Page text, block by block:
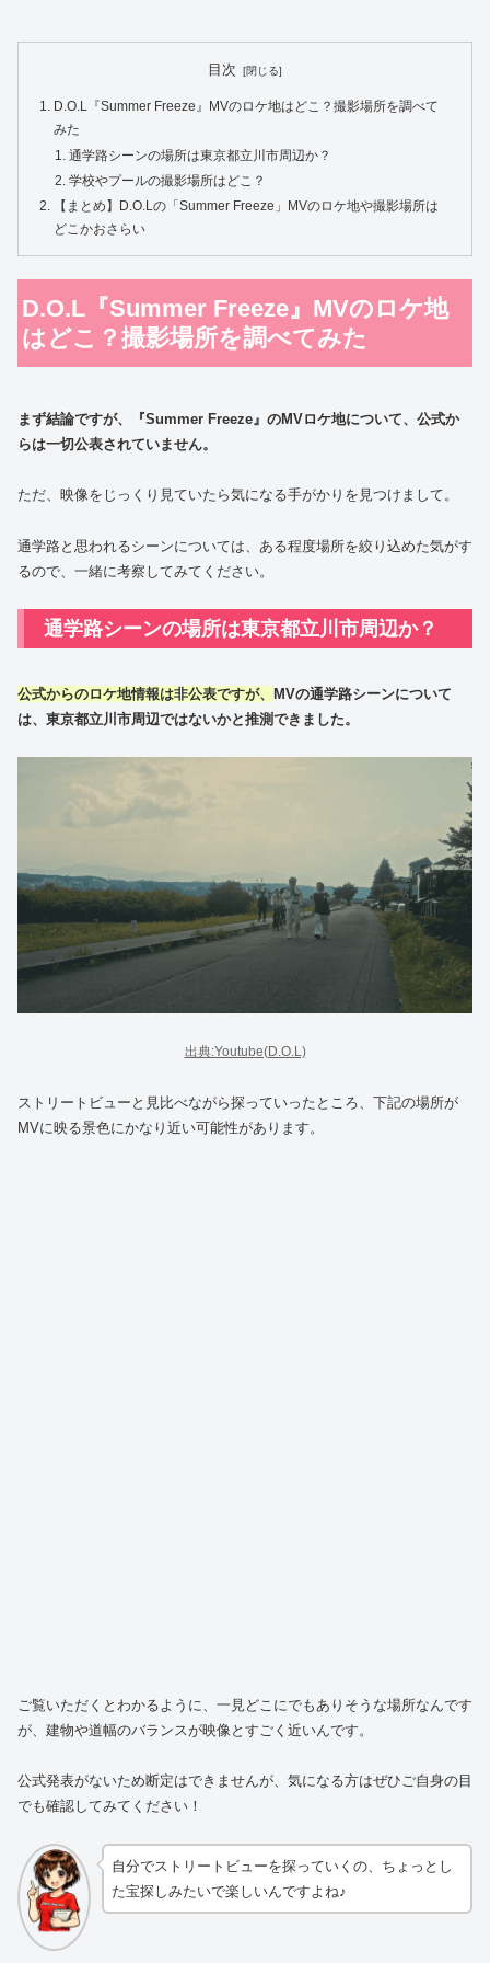
目次
D.O.L『Summer Freeze』MVのロケ地はどこ？撮影場所を調べて
みた
通学路シーンの場所は東京都立川市周辺か？
学校やプールの撮影場所はどこ？
【まとめ】D.O.Lの「Summer Freeze」MVのロケ地や撮影場所は
どこかおさらい
D.O.L『Summer Freeze』MVのロケ地
はどこ？撮影場所を調べてみた
まず結論ですが、『Summer Freeze』のMVロケ地について、公式か
らは一切公表されていません。
ただ、映像をじっくり見ていたら気になる手がかりを見つけまして。
通学路と思われるシーンについては、ある程度場所を絞り込めた気がす
るので、一緒に考察してみてください。
通学路シーンの場所は東京都立川市周辺か？
公式からのロケ地情報は非公表ですが、 MVの通学路シーンについて
は、東京都立川市周辺ではないかと推測できました。
出典:Youtube(D.O.L)
ストリートビューと見比べながら探っていったところ、下記の場所が
MVに映る景色にかなり近い可能性があります。
ご覧いただくとわかるように、一見どこにでもありそうな場所なんです
が、建物や道幅のバランスが映像とすごく近いんです。
公式発表がないため断定はできませんが、気になる方はぜひご自身の目
でも確認してみてください！
自分でストリートビューを探っていくの、ちょっとし
た宝探しみたいで楽しいんですよね♪